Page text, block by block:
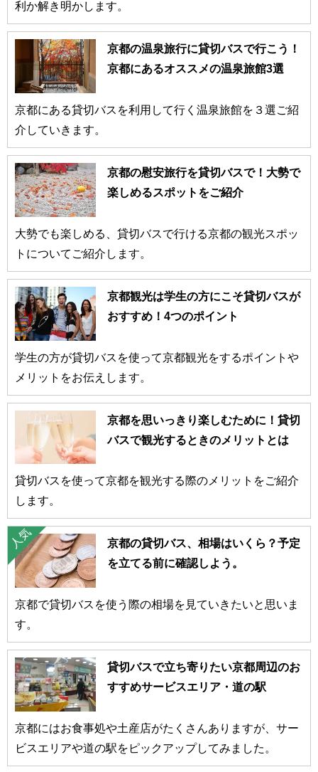
利か解き明かします。
京都の温泉旅行に貸切バスで行こう！
京都にあるオススメの温泉旅館3選
京都にある貸切バスを利用して行く温泉旅館を３選ご紹
介していきます。
京都の慰安旅行を貸切バスで！大勢で
楽しめるスポットをご紹介
大勢でも楽しめる、貸切バスで行ける京都の観光スポッ
トについてご紹介します。
京都観光は学生の方にこそ貸切バスが
おすすめ！4つのポイント
学生の方が貸切バスを使って京都観光をするポイントや
メリットをお伝えします。
京都を思いっきり楽しむために！貸切
バスで観光するときのメリットとは
貸切バスを使って京都を観光する際のメリットをご紹介
します。
京都の貸切バス、相場はいくら？予定
を立てる前に確認しよう。
京都で貸切バスを使う際の相場を見ていきたいと思いま
す。
貸切バスで立ち寄りたい京都周辺のお
すすめサービスエリア・道の駅
京都にはお食事処や土産店がたくさんありますが、サー
ビスエリアや道の駅をピックアップしてみました。